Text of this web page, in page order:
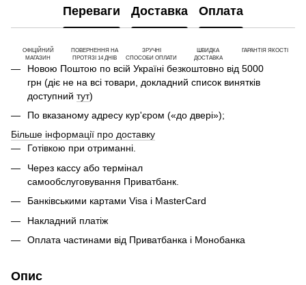
Переваги Доставка Оплата
ОФІЦІЙНИЙ
МАГАЗИН
ПОВЕРНЕННЯ НА
ПРОТЯЗІ 14 ДНІВ
ЗРУЧНІ
СПОСОБИ ОПЛАТИ
ШВИДКА
ДОСТАВКА
ГАРАНТІЯ ЯКОСТІ
Новою Поштою по всій Україні безкоштовно від 5000
грн (діє не на всі товари, докладний список винятків
доступний тут)
По вказаному адресу кур'єром («до двері»);
Більше інформації про доставку
Готівкою при отриманні.
Через кассу або термінал
самообслуговування Приватбанк.
Банківськими картами Visa і MasterCard
Накладний платіж
Оплата частинами від Приватбанка і Монобанка
Опис